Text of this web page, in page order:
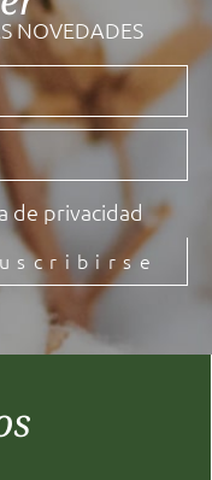
NOVEDADES
de privacidad